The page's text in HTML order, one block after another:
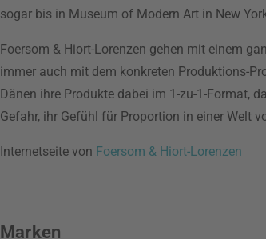
sogar bis in Museum of Modern Art in New
Foersom & Hiort-Lorenzen gehen mit einem
immer auch mit dem konkreten Produktions-
Dänen ihre Produkte dabei im 1-zu-1-Format,
Gefahr, ihr Gefühl für Proportion in einer Welt
Internetseite von Foersom & Hiort-Lorenzen
Marken